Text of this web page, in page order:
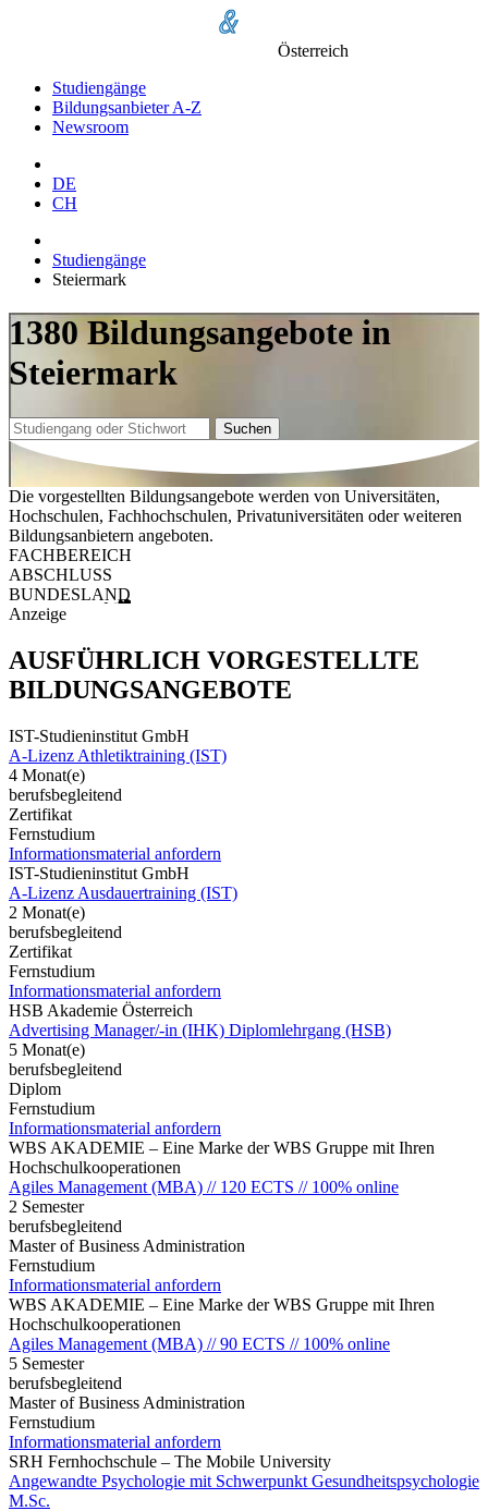
Österreich
Studiengänge
Bildungsanbieter A-Z
Newsroom
DE
CH
Studiengänge
Steiermark
1380 Bildungsangebote in
Steiermark
Suchen
Die vorgestellten Bildungsangebote werden von Universitäten,
Hochschulen, Fachhochschulen, Privatuniversitäten oder weiteren
Bildungsanbietern angeboten.
FACHBEREICH
ABSCHLUSS
BUNDESLAND
Anzeige
AUSFÜHRLICH VORGESTELLTE
BILDUNGSANGEBOTE
IST-Studieninstitut GmbH
A-Lizenz Athletiktraining (IST)
4 Monat(e)
berufsbegleitend
Zertifikat
Fernstudium
Informationsmaterial anfordern
IST-Studieninstitut GmbH
A-Lizenz Ausdauertraining (IST)
2 Monat(e)
berufsbegleitend
Zertifikat
Fernstudium
Informationsmaterial anfordern
HSB Akademie Österreich
Advertising Manager/-in (IHK) Diplomlehrgang (HSB)
5 Monat(e)
berufsbegleitend
Diplom
Fernstudium
Informationsmaterial anfordern
WBS AKADEMIE – Eine Marke der WBS Gruppe mit Ihren
Hochschulkooperationen
Agiles Management (MBA) // 120 ECTS // 100% online
2 Semester
berufsbegleitend
Master of Business Administration
Fernstudium
Informationsmaterial anfordern
WBS AKADEMIE – Eine Marke der WBS Gruppe mit Ihren
Hochschulkooperationen
Agiles Management (MBA) // 90 ECTS // 100% online
5 Semester
berufsbegleitend
Master of Business Administration
Fernstudium
Informationsmaterial anfordern
SRH Fernhochschule – The Mobile University
Angewandte Psychologie mit Schwerpunkt Gesundheitspsychologie
M.Sc.